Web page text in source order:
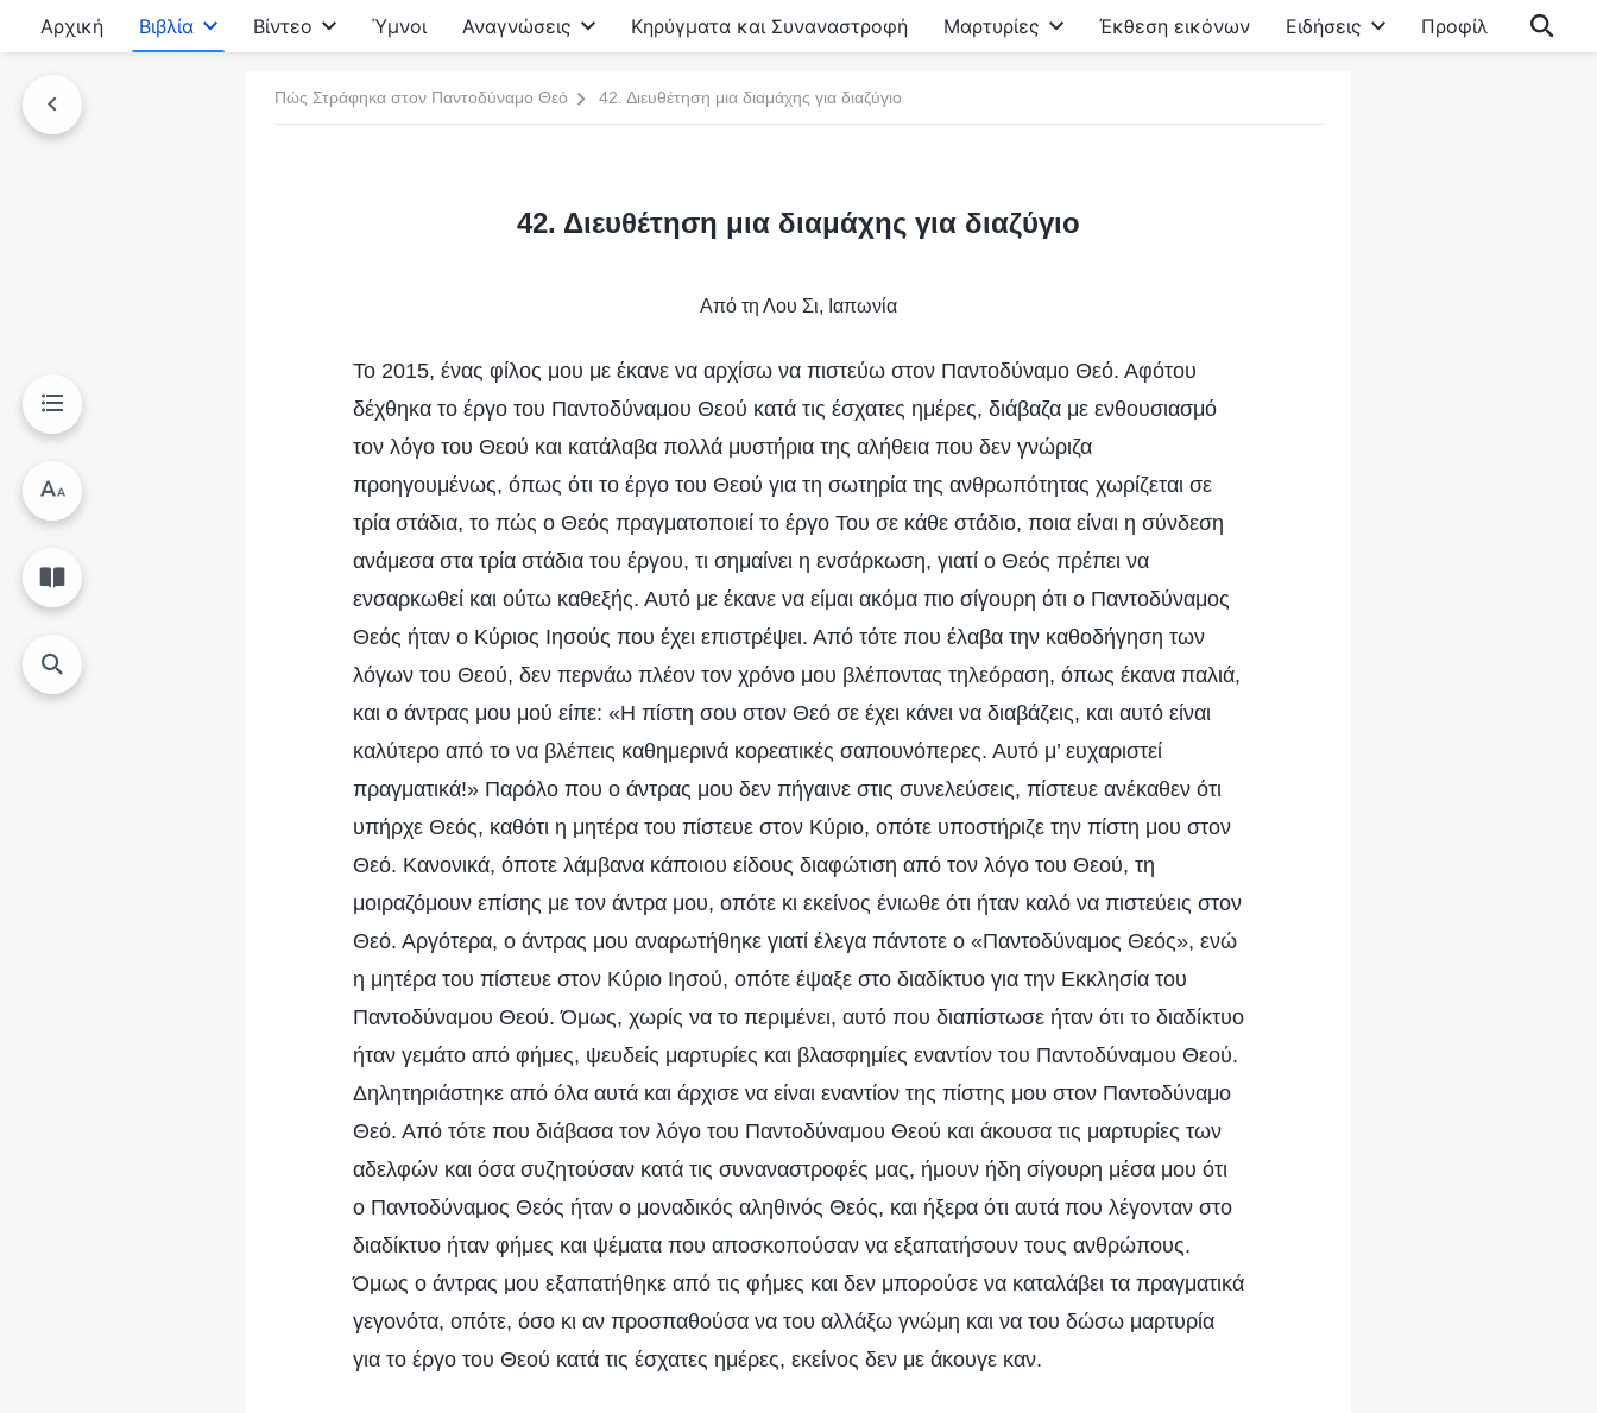
Αρχική Βιβλία Βίντεο Ύμνοι Αναγνώσεις Κηρύγματα και Συναναστροφή Μαρτυρίες Έκθεση εικόνων Ειδήσεις Προφίλ
Πώς Στράφηκα στον Παντοδύναμο Θεό 42. Διευθέτηση μια διαμάχης για διαζύγιο
42. Διευθέτηση μια διαμάχης για διαζύγιο
Από τη Λου Σι, Ιαπωνία
Το 2015, ένας φίλος μου με έκανε να αρχίσω να πιστεύω στον Παντοδύναμο Θεό. Αφότου
δέχθηκα το έργο του Παντοδύναμου Θεού κατά τις έσχατες ημέρες, διάβαζα με ενθουσιασμό
τον λόγο του Θεού και κατάλαβα πολλά μυστήρια της αλήθεια που δεν γνώριζα
προηγουμένως, όπως ότι το έργο του Θεού για τη σωτηρία της ανθρωπότητας χωρίζεται σε
τρία στάδια, το πώς ο Θεός πραγματοποιεί το έργο Του σε κάθε στάδιο, ποια είναι η σύνδεση
ανάμεσα στα τρία στάδια του έργου, τι σημαίνει η ενσάρκωση, γιατί ο Θεός πρέπει να
ενσαρκωθεί και ούτω καθεξής. Αυτό με έκανε να είμαι ακόμα πιο σίγουρη ότι ο Παντοδύναμος
Θεός ήταν ο Κύριος Ιησούς που έχει επιστρέψει. Από τότε που έλαβα την καθοδήγηση των
λόγων του Θεού, δεν περνάω πλέον τον χρόνο μου βλέποντας τηλεόραση, όπως έκανα παλιά,
και ο άντρας μου μού είπε: «Η πίστη σου στον Θεό σε έχει κάνει να διαβάζεις, και αυτό είναι
καλύτερο από το να βλέπεις καθημερινά κορεατικές σαπουνόπερες. Αυτό μ’ ευχαριστεί
πραγματικά!» Παρόλο που ο άντρας μου δεν πήγαινε στις συνελεύσεις, πίστευε ανέκαθεν ότι
υπήρχε Θεός, καθότι η μητέρα του πίστευε στον Κύριο, οπότε υποστήριζε την πίστη μου στον
Θεό. Κανονικά, όποτε λάμβανα κάποιου είδους διαφώτιση από τον λόγο του Θεού, τη
μοιραζόμουν επίσης με τον άντρα μου, οπότε κι εκείνος ένιωθε ότι ήταν καλό να πιστεύεις στον
Θεό. Αργότερα, ο άντρας μου αναρωτήθηκε γιατί έλεγα πάντοτε ο «Παντοδύναμος Θεός», ενώ
η μητέρα του πίστευε στον Κύριο Ιησού, οπότε έψαξε στο διαδίκτυο για την Εκκλησία του
Παντοδύναμου Θεού. Όμως, χωρίς να το περιμένει, αυτό που διαπίστωσε ήταν ότι το διαδίκτυο
ήταν γεμάτο από φήμες, ψευδείς μαρτυρίες και βλασφημίες εναντίον του Παντοδύναμου Θεού.
Δηλητηριάστηκε από όλα αυτά και άρχισε να είναι εναντίον της πίστης μου στον Παντοδύναμο
Θεό. Από τότε που διάβασα τον λόγο του Παντοδύναμου Θεού και άκουσα τις μαρτυρίες των
αδελφών και όσα συζητούσαν κατά τις συναναστροφές μας, ήμουν ήδη σίγουρη μέσα μου ότι
ο Παντοδύναμος Θεός ήταν ο μοναδικός αληθινός Θεός, και ήξερα ότι αυτά που λέγονταν στο
διαδίκτυο ήταν φήμες και ψέματα που αποσκοπούσαν να εξαπατήσουν τους ανθρώπους.
Όμως ο άντρας μου εξαπατήθηκε από τις φήμες και δεν μπορούσε να καταλάβει τα πραγματικά
γεγονότα, οπότε, όσο κι αν προσπαθούσα να του αλλάξω γνώμη και να του δώσω μαρτυρία
για το έργο του Θεού κατά τις έσχατες ημέρες, εκείνος δεν με άκουγε καν.